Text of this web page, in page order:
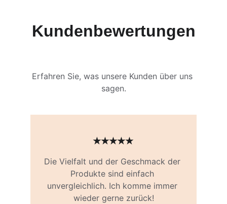
Kundenbewertungen
Erfahren Sie, was unsere Kunden über uns
sagen.
Die Vielfalt und der Geschmack der
Produkte sind einfach
unvergleichlich. Ich komme immer
wieder gerne zurück!
★★★★★